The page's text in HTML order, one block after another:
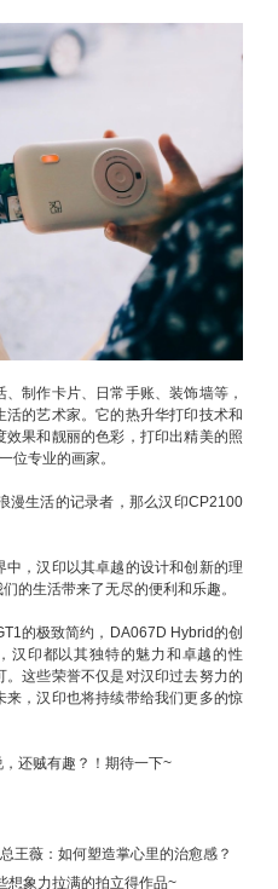
制作卡片、日常手账、装饰墙等，
的艺术家。它的热升华打印技术和
果和靓丽的色彩，打印出精美的照
位专业的画家。
漫生活的记录者，那么汉印CP2100
，汉印以其卓越的设计和创新的理
的生活带来了无尽的便利和乐趣。
的极致简约，DA067D Hybrid的创
汉印都以其独特的魅力和卓越的性
这些荣誉不仅是对汉印过去努力的
，汉印也将持续带给我们更多的惊
还贼有趣？！期待一下~
王薇：如何塑造掌心里的治愈感？
想象力拉满的拍立得作品~